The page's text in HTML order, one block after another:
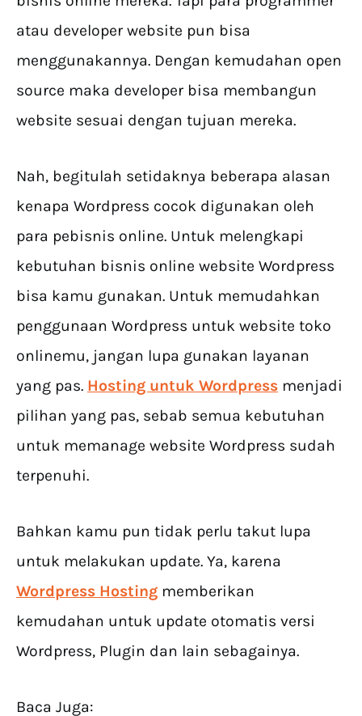
atau developer website pun bisa
menggunakannya. Dengan kemudahan open
source maka developer bisa membangun
website sesuai dengan tujuan mereka.
Nah, begitulah setidaknya beberapa alasan
kenapa Wordpress cocok digunakan oleh
para pebisnis online. Untuk melengkapi
kebutuhan bisnis online website Wordpress
bisa kamu gunakan. Untuk memudahkan
penggunaan Wordpress untuk website toko
onlinemu, jangan lupa gunakan layanan
yang pas. Hosting untuk Wordpress menjadi
pilihan yang pas, sebab semua kebutuhan
untuk memanage website Wordpress sudah
terpenuhi.
Bahkan kamu pun tidak perlu takut lupa
untuk melakukan update. Ya, karena
Wordpress Hosting memberikan
kemudahan untuk update otomatis versi
Wordpress, Plugin dan lain sebagainya.
Baca Juga: